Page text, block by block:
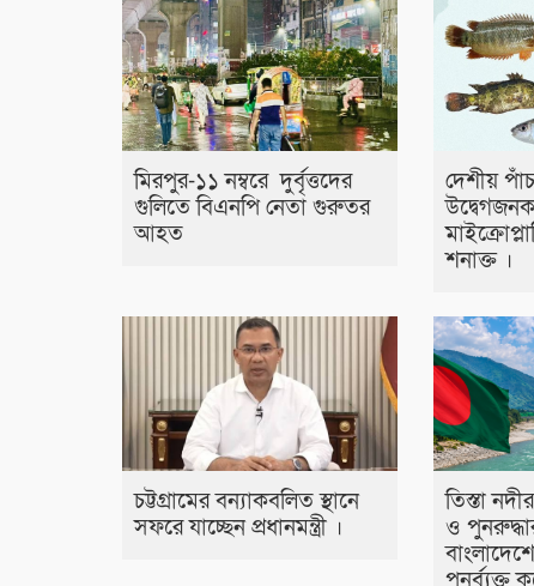
মিরপুর-১১ নম্বরে দুর্বৃত্তদের
গুলিতে বিএনপি নেতা গুরুতর
আহত
দেশীয়
উদ্বেগজনক
শনাক্ত ।
চট্টগ্রামের বন্যাকবলিত স্থানে
সফরে যাচ্ছেন প্রধানমন্ত্রী ।
তিস্তা
ও